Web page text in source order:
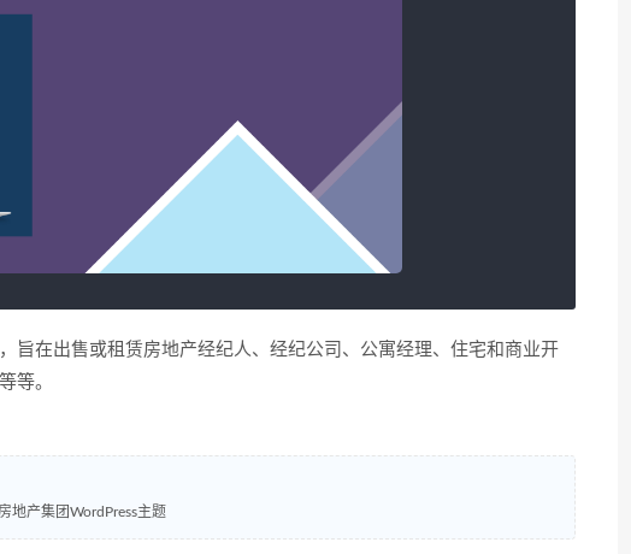
旨在出售或租赁房地产经纪人、经纪公司、公寓经理、住宅和商业开
等。
地产集团WordPress主题